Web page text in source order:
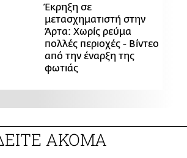
Έκρηξη σε
μετασχηματιστή στην
Άρτα: Χωρίς ρεύμα
πολλές περιοχές - Βίντεο
από την έναρξη της
φωτιάς
ΑΚΟΜΑ